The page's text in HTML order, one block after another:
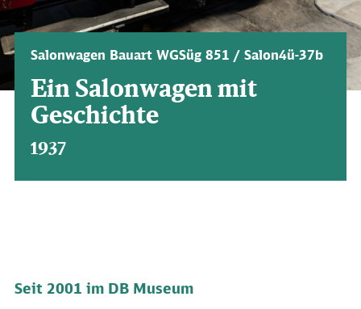
Salonwagen Bauart WGSüg 851 / Salon4ü-37b
Ein Salonwagen mit
Geschichte
1937
Seit 2001 im DB Museum